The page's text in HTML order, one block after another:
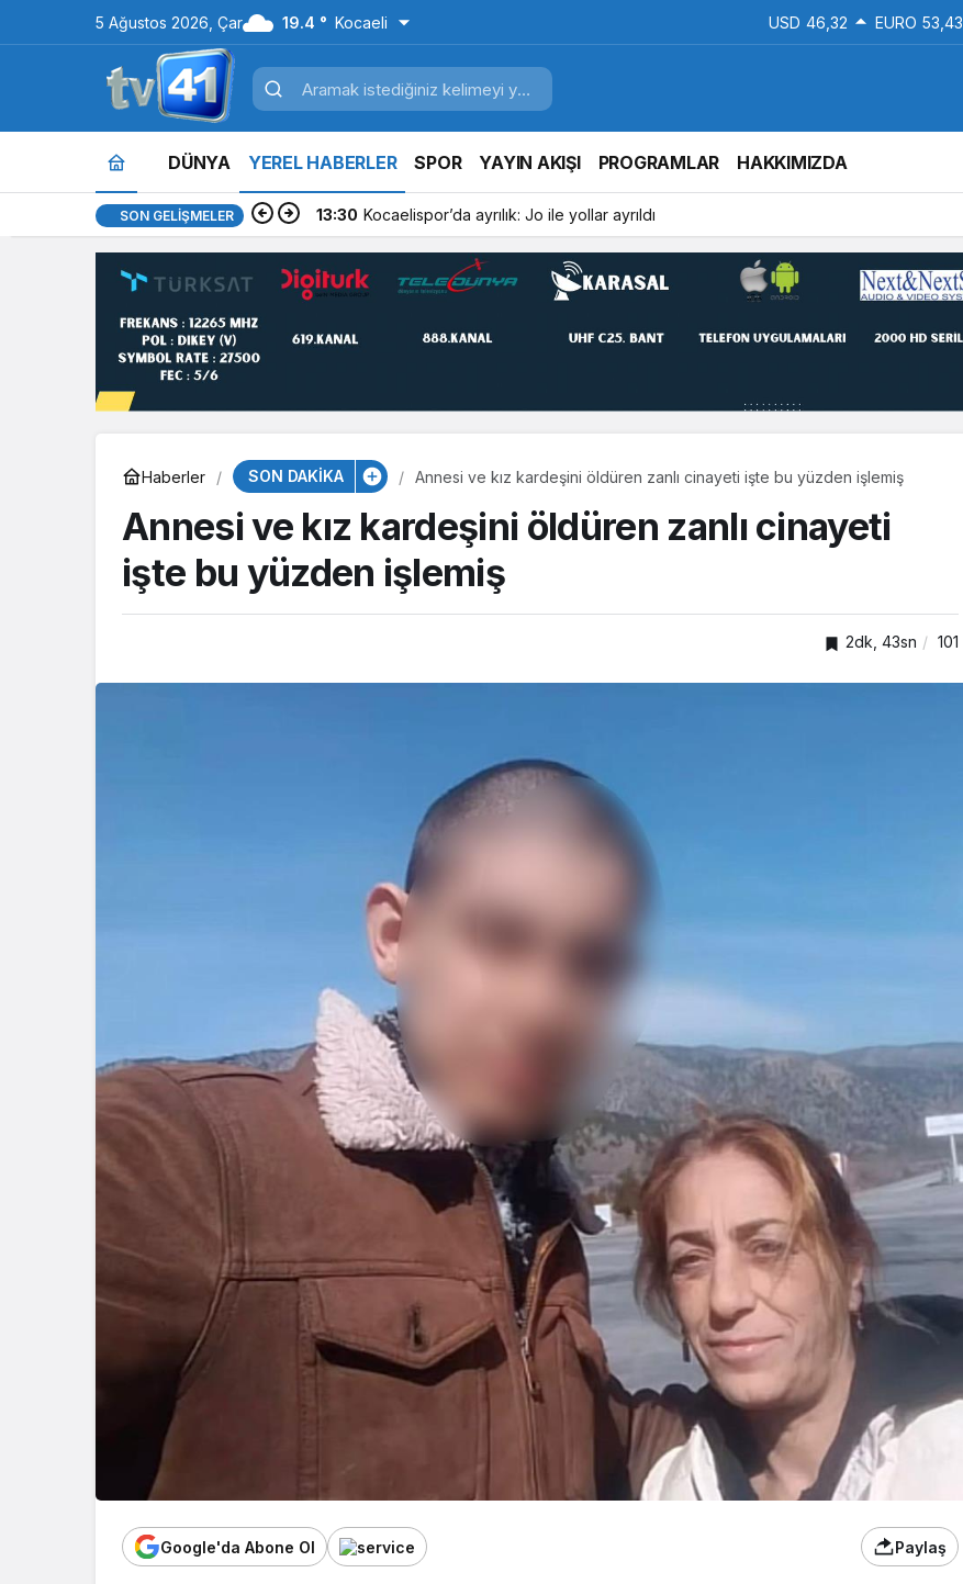
5 Ağustos 2026, Çar 19.4 ° Kocaeli USD 46,32 EURO 53,43
DÜNYA YEREL HABERLER SPOR YAYIN AKIŞI PROGRAMLAR HAKKIMIZDA
SON GELIŞMELER 13:30 Kocaelispor’da ayrılık: Jo ile yollar ayrıldı
Haberler SON DAKİKA Annesi ve kız kardeşini öldüren zanlı cinayeti işte bu yüzden işlemiş
Annesi ve kız kardeşini öldüren zanlı cinayeti
işte bu yüzden işlemiş
2dk, 43sn 101
Google'da Abone Ol Paylaş
CHP İl Başkanı Yıldırım oldu